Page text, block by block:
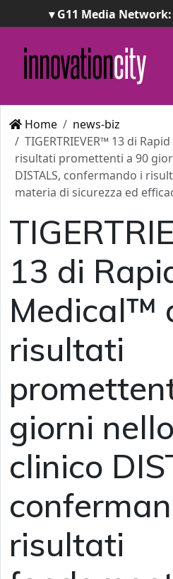
▾ G11 Media Network:
ImpresaCity |
Awards
Italian Project
Awards
Home
news-biz
TIGERTRIEVER™ 13 di
risultati promettenti a 90
DISTALS, confermando i
materia di sicurezza ed
13 di
Medical™
risultati
giorni
clinico
risultati